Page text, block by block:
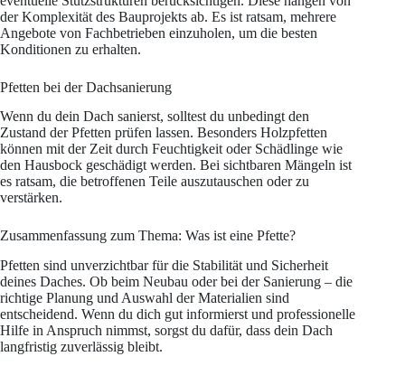
der Komplexität des Bauprojekts ab. Es ist ratsam, mehrere
Angebote von Fachbetrieben einzuholen, um die besten
Konditionen zu erhalten.
Pfetten bei der Dachsanierung
Wenn du dein Dach sanierst, solltest du unbedingt den
Zustand der Pfetten prüfen lassen. Besonders Holzpfetten
können mit der Zeit durch Feuchtigkeit oder Schädlinge wie
den Hausbock geschädigt werden. Bei sichtbaren Mängeln ist
es ratsam, die betroffenen Teile auszutauschen oder zu
verstärken.
Zusammenfassung zum Thema: Was ist eine Pfette?
Pfetten sind unverzichtbar für die Stabilität und Sicherheit
deines Daches. Ob beim Neubau oder bei der Sanierung – die
richtige Planung und Auswahl der Materialien sind
entscheidend. Wenn du dich gut informierst und professionelle
Hilfe in Anspruch nimmst, sorgst du dafür, dass dein Dach
langfristig zuverlässig bleibt.